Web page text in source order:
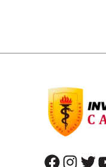
facebook instagram twitter youtube